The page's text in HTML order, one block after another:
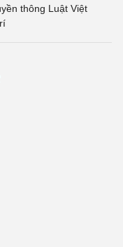
thông Luật Việt